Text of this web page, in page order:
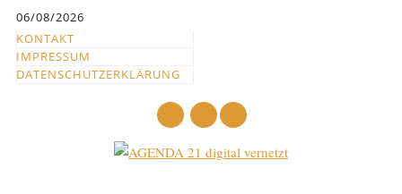
springen
06/08/2026
KONTAKT
IMPRESSUM
DATENSCHUTZERKLÄRUNG